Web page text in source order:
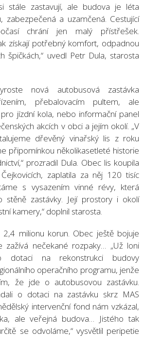
stále zastavují, ale budova je léta
zabezpečená a uzamčená. Cestující
chrání jen malý přístřešek.
získají potřebný komfort, odpadnou
špičkách,“ uvedl Petr Dula, starosta
nová autobusová zastávka
přebalovacím pultem, ale
jízdní kola, nebo informační panel
akcích v obci a jejím okolí. „V
dřevěný vinařský lis z roku
připomínkou několikasetleté historie
prozradil Dula. Obec lis koupila
zaplatila za něj 120 tisíc
s vysazením vinné révy, která
zastávky. Její prostory i okolí
kamery,“ doplnil starosta.
milionu korun. Obec ještě bojuje
nečekané rozpaky… „Už loni
dotaci na rekonstrukci budovy
operačního programu, jenže
že jde o autobusovou zastávku.
o dotaci na zastávku skrz MAS
intervenční fond nám vzkázal,
ale veřejná budova… Jistého tak
se odvoláme,“ vysvětlil peripetie